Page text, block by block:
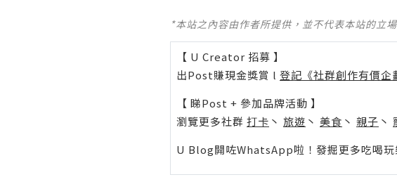
*本站之內容由作者所提供，並不代表本站的立
【 U Creator 招募 】
出Post賺現金獎賞 l 登記《社群創作有價企
【 睇Post + 參加品牌活動 】
瀏覽更多社群 打卡 丶 旅遊 丶 美食 丶 親子 丶
U Blog開咗WhatsApp啦！發掘更多吃喝玩